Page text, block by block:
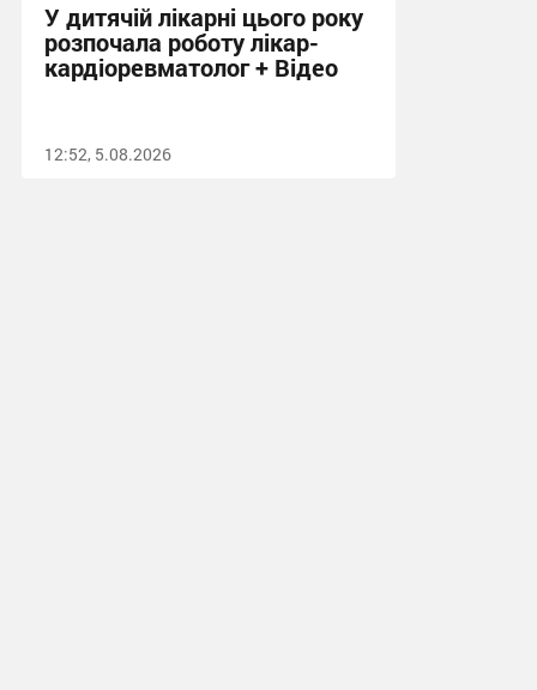
У дитячій лікарні цього року
розпочала роботу лікар-
кардіоревматолог + Відео
12:52, 5.08.2026